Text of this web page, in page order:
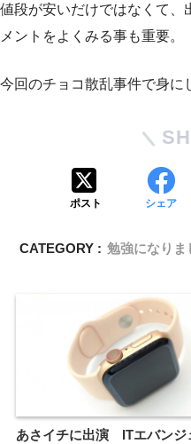
値段が安いだけではなくて、
メントをよくみる事も重要。
今回のチョコ散乱事件で身に
ポスト シェア
CATEGORY : 勉強になりま
あさイチに出演 ITエバンジ